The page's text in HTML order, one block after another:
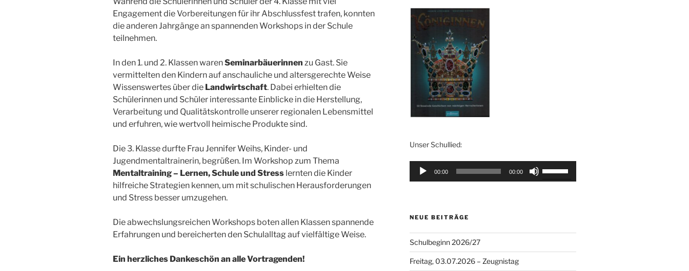
Engagement die Vorbereitungen für ihr Abschlussfest trafen, konnten
die anderen Jahrgänge an spannenden Workshops in der Schule
teilnehmen.
In den 1. und 2. Klassen warenSeminarbäuerinnen zu Gast. Sie
vermittelten den Kindern auf anschauliche und altersgerechte Weise
Wissenswertes über die Landwirtschaft. Dabei erhielten die
Schülerinnen und Schüler interessante Einblicke in die Herstellung,
Verarbeitung und Qualitätskontrolle unserer regionalen Lebensmittel
und erfuhren, wie wertvoll heimische Produkte sind.
Die 3. Klasse durfte Frau Jennifer Weihs, Kinder- und
Jugendmentaltrainerin, begrüßen. Im Workshop zum Thema
Mentaltraining – Lernen, Schule und Stress lernten die Kinder
hilfreiche Strategien kennen, um mit schulischen Herausforderungen
und Stress besser umzugehen.
Die abwechslungsreichen Workshops boten allen Klassen spannende
Erfahrungen und bereicherten den Schulalltag auf vielfältige Weise.
Ein herzliches Dankeschön an alle Vortragenden!
Unser Schullied:
Audio-
Player
00:00 00:00
zu
NEUE BEITRÄGE
Schulbeginn 2026/27
Freitag, 03.07.2026 – Zeugnistag